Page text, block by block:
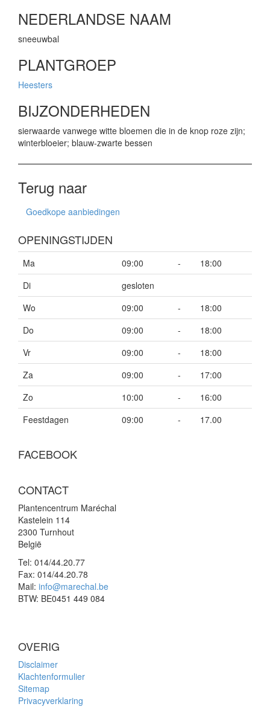
NEDERLANDSE NAAM
sneeuwbal
PLANTGROEP
Heesters
BIJZONDERHEDEN
sierwaarde vanwege witte bloemen die in de knop roze zijn;
winterbloeier; blauw-zwarte bessen
Terug naar
Goedkope aanbiedingen
OPENINGSTIJDEN
Ma 09:00 -
18:00
Di
gesloten
Wo
09:00 -
18:00
Do
09:00 -
18:00
Vr
09:00 -
18:00
Za
09:00 -
17:00
Zo
10:00 -
16:00
Feestdagen
09:00 - 17.00
FACEBOOK
CONTACT
Plantencentrum Maréchal
Kastelein 114
2300 Turnhout
België
Tel: 014/44.20.77
Fax: 014/44.20.78
Mail: info@marechal.be
BTW: BE0451 449 084
OVERIG
Disclaimer
Klachtenformulier
Sitemap
Privacyverklaring